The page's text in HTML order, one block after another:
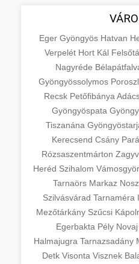
Eger Gyöngyös Hatvan
Verpelét Hort Kál
Nagyréde
Gyöngyössolymos
Recsk Petőfibánya
Gyöngyöspata
Tiszanána
Kerecsend Csány
Rózsaszentmárton
Heréd Szihalom
Tarnaörs Markaz
Szilvásvárad Tarnaméra
Mezőtárkány Szűcsi
Egerbakta Pély Novaj
Halmajugra Tarnazsadány
Detk Visonta Visznek